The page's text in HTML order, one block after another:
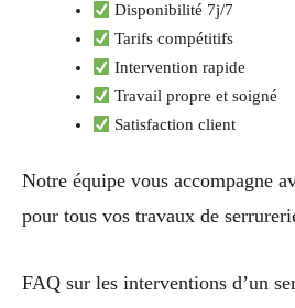
Disponibilité 7j/7
Tarifs compétitifs
Intervention rapide
Travail propre et soigné
Satisfaction client
Notre équipe vous accompagne
pour tous vos travaux de
FAQ sur les interventions d’un